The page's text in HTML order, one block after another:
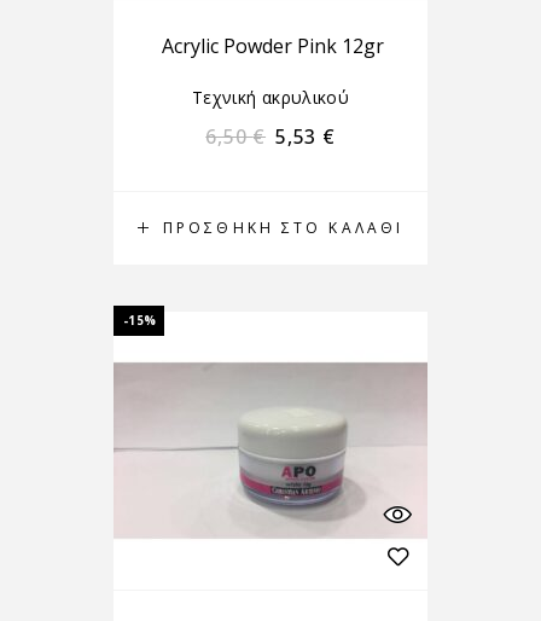
ΠΡΟΣΘΉΚΗ ΣΤΟ ΚΑΛΆΘΙ
Acrylic Powder Pink 12gr
Τεχνική ακρυλικού
6,50€ 5,53 €
-15%